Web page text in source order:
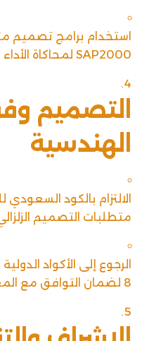
SAP2000 لمحاكاة الأداء الزلزالي.
التصميم
الهندسية
متطلبات التصميم
8 لضمان التوافق مع المعايير العالمية.